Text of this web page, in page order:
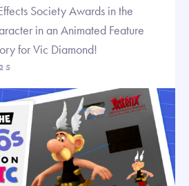
Society Awards in the
in an Animated Feature
for Vic Diamond!